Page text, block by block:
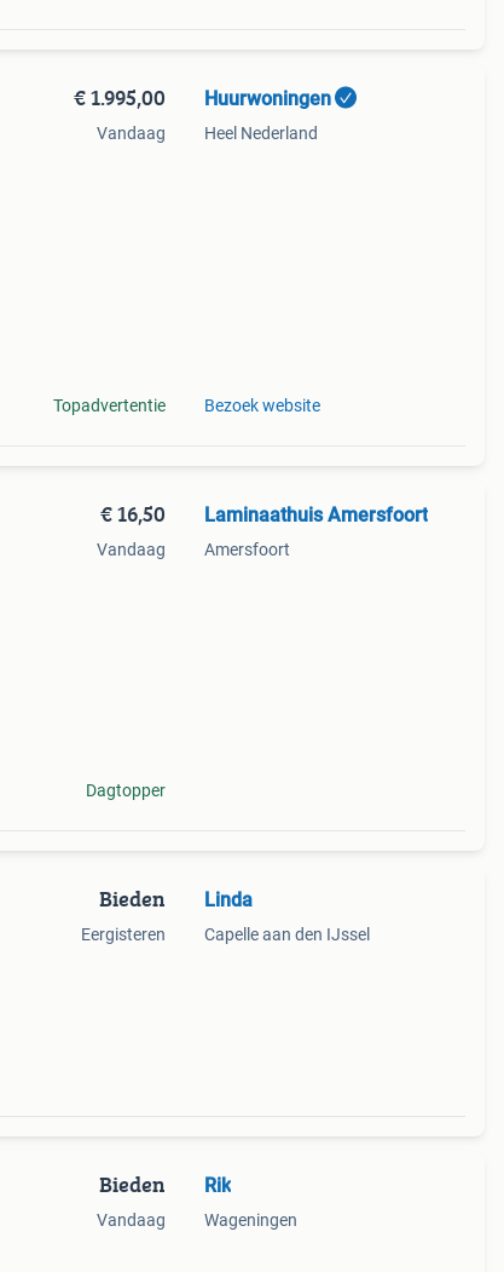
€ 1.995,00
Vandaag
Topadvertentie
Huurwoningen
Heel Nederland
Bezoek website
€ 16,50
Vandaag
Dagtopper
Laminaathuis Amersfoort
Amersfoort
Bieden
Eergisteren
Linda
Capelle aan den IJssel
Bieden
Vandaag
Rik
Wageningen